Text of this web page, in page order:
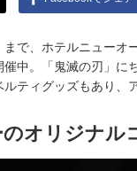
で、ホテルニューオ
中。「鬼滅の刃」に
ティグッズもあり、
オリジナル